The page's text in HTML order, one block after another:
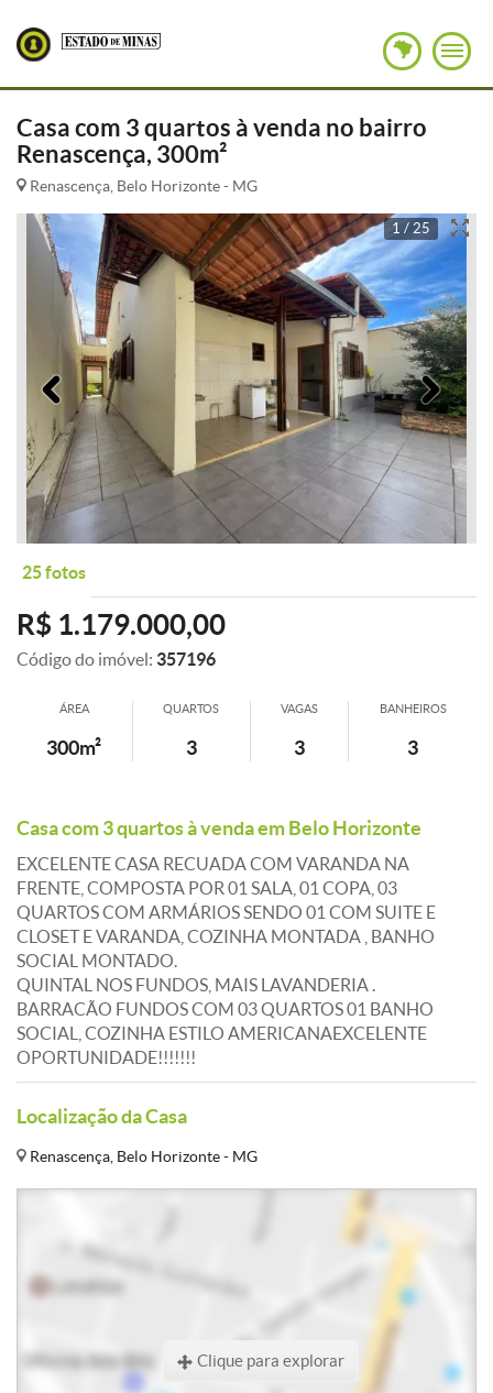
Casa com 3 quartos à venda no bairro
Renascença, 300m²
Renascença, Belo Horizonte - MG
1 / 25
Anterior
25 fotos
R$ 1.179.000,00
Código do imóvel: 357196
ÁREA
300m²
QUARTOS
3
VAGAS
3
BANHEIROS
3
Casa com 3 quartos à venda em Belo Horizonte
EXCELENTE CASA RECUADA COM VARANDA NA
FRENTE, COMPOSTA POR 01 SALA, 01 COPA, 03
QUARTOS COM ARMÁRIOS SENDO 01 COM SUITE E
CLOSET E VARANDA, COZINHA MONTADA , BANHO
SOCIAL MONTADO.
QUINTAL NOS FUNDOS, MAIS LAVANDERIA .
BARRACÃO FUNDOS COM 03 QUARTOS 01 BANHO
SOCIAL, COZINHA ESTILO AMERICANAEXCELENTE
OPORTUNIDADE!!!!!!!
Localização da Casa
Renascença, Belo Horizonte - MG
Clique para explorar